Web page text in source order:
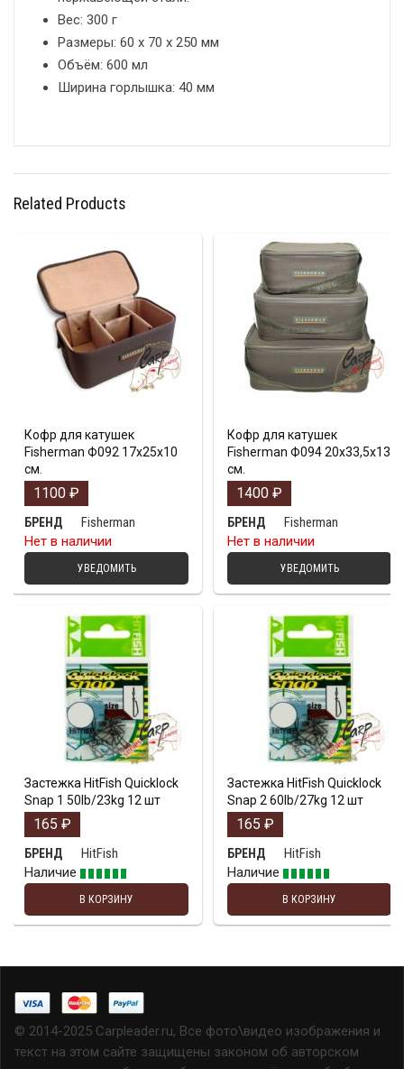
Вес: 300 г
Размеры: 60 х 70 х 250 мм
Объём: 600 мл
Ширина горлышка: 40 мм
Related Products
Кофр для катушек
Fisherman Ф092 17х25х10
см.
1100 ₽
БРЕНД
Fisherman
Нет в наличии
УВЕДОМИТЬ
Кофр для катушек
Fisherman Ф094 20х33,5х13
см.
1400 ₽
БРЕНД
Fisherman
Нет в наличии
УВЕДОМИТЬ
Застежка HitFish Quicklock
Snap 1 50lb/23kg 12 шт
165 ₽
БРЕНД
HitFish
Наличие
В КОРЗИНУ
Застежка HitFish Quicklock
Snap 2 60lb/27kg 12 шт
165 ₽
БРЕНД
HitFish
Наличие
В КОРЗИНУ
© 2014-2025 Carpleader.ru, Все фото\видео изображения и
текст на этом сайте защищены законом об авторском